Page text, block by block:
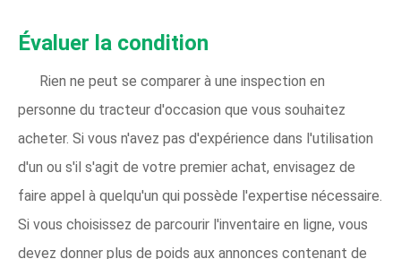
Évaluer la condition
Rien ne peut se comparer à une inspection en
personne du tracteur d'occasion que vous souhaitez
acheter. Si vous n'avez pas d'expérience dans l'utilisation
d'un ou s'il s'agit de votre premier achat, envisagez de
faire appel à quelqu'un qui possède l'expertise nécessaire.
Si vous choisissez de parcourir l'inventaire en ligne, vous
devez donner plus de poids aux annonces contenant de